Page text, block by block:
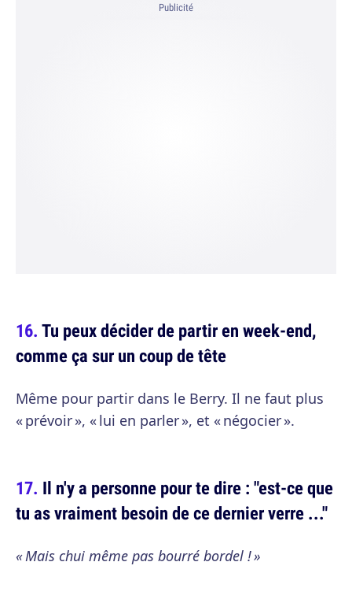
Publicité
Tu peux décider de partir en week-end,
comme ça sur un coup de tête
Même pour partir dans le Berry. Il ne faut plus
« prévoir », « lui en parler », et « négocier ».
Il n'y a personne pour te dire : "est-ce que
tu as vraiment besoin de ce dernier verre ..."
« Mais chui même pas bourré bordel ! »